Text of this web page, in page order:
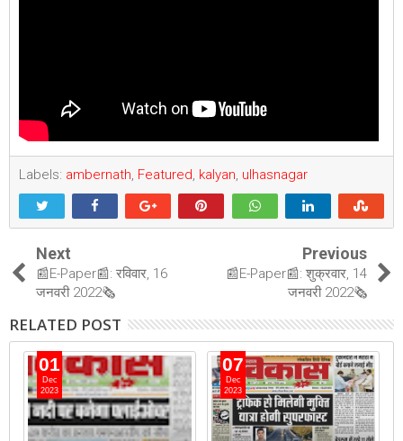
Labels: ambernath, Featured, kalyan, ulhasnagar
Next
📰E-Paper📰: रविवार, 16
जनवरी 2022🗞
Previous
📰E-Paper📰: शुक्रवार, 14
जनवरी 2022🗞
RELATED POST
01
Dec
2023
07
Dec
2023